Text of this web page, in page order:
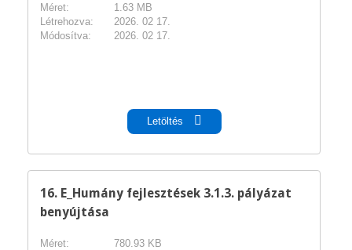
Méret:
1.63 MB
Létrehozva:
2026. 02 17.
Módosítva:
2026. 02 17.
Letöltés
16. E_Humány fejlesztések 3.1.3. pályázat
benyújtása
Méret:
780.93 KB